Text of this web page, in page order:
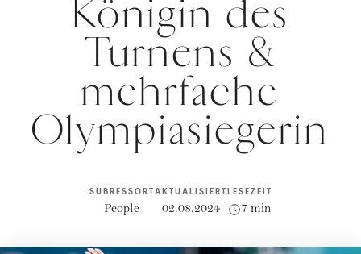
Königin des
Turnens &
mehrfache
Olympiasiegerin
SUBRESSORT
People
AKTUALISIERT
02.08.2024
LESEZEIT
7 min